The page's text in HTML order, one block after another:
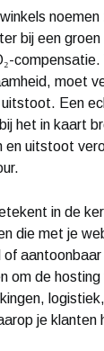
bij een
compensatie.
moet
Een
het in kaart
en uitstoot
in de
die met je
of
om de
je klanten